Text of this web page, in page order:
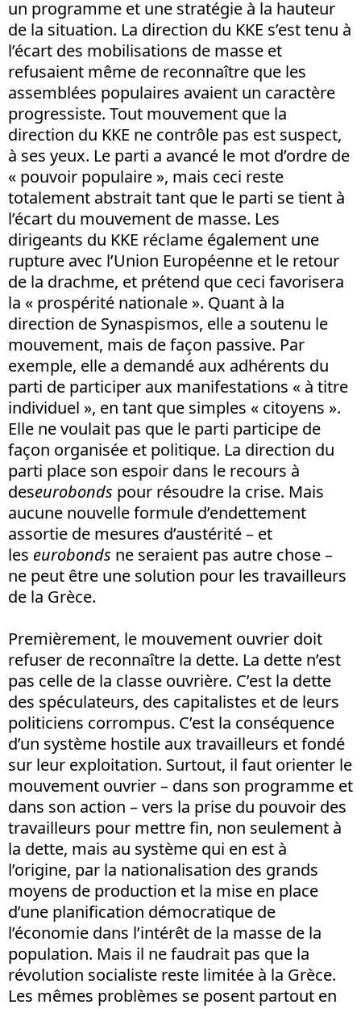
un programme et une stratégie à la hauteur
de la situation. La direction du KKE s’est tenu à
l’écart des mobilisations de masse et
refusaient même de reconnaître que les
assemblées populaires avaient un caractère
progressiste. Tout mouvement que la
direction du KKE ne contrôle pas est suspect,
à ses yeux. Le parti a avancé le mot d’ordre de
« pouvoir populaire », mais ceci reste
totalement abstrait tant que le parti se tient à
l’écart du mouvement de masse. Les
dirigeants du KKE réclame également une
rupture avec l’Union Européenne et le retour
de la drachme, et prétend que ceci favorisera
la « prospérité nationale ». Quant à la
direction de Synaspismos, elle a soutenu le
mouvement, mais de façon passive. Par
exemple, elle a demandé aux adhérents du
parti de participer aux manifestations « à titre
individuel », en tant que simples « citoyens ».
Elle ne voulait pas que le parti participe de
façon organisée et politique. La direction du
parti place son espoir dans le recours à
deseurobonds pour résoudre la crise. Mais
aucune nouvelle formule d’endettement
assortie de mesures d’austérité – et
les eurobonds ne seraient pas autre chose –
ne peut être une solution pour les travailleurs
de la Grèce.
Premièrement, le mouvement ouvrier doit
refuser de reconnaître la dette. La dette n’est
pas celle de la classe ouvrière. C’est la dette
des spéculateurs, des capitalistes et de leurs
politiciens corrompus. C’est la conséquence
d’un système hostile aux travailleurs et fondé
sur leur exploitation. Surtout, il faut orienter le
mouvement ouvrier – dans son programme et
dans son action – vers la prise du pouvoir des
travailleurs pour mettre fin, non seulement à
la dette, mais au système qui en est à
l’origine, par la nationalisation des grands
moyens de production et la mise en place
d’une planification démocratique de
l’économie dans l’intérêt de la masse de la
population. Mais il ne faudrait pas que la
révolution socialiste reste limitée à la Grèce.
Les mêmes problèmes se posent partout en